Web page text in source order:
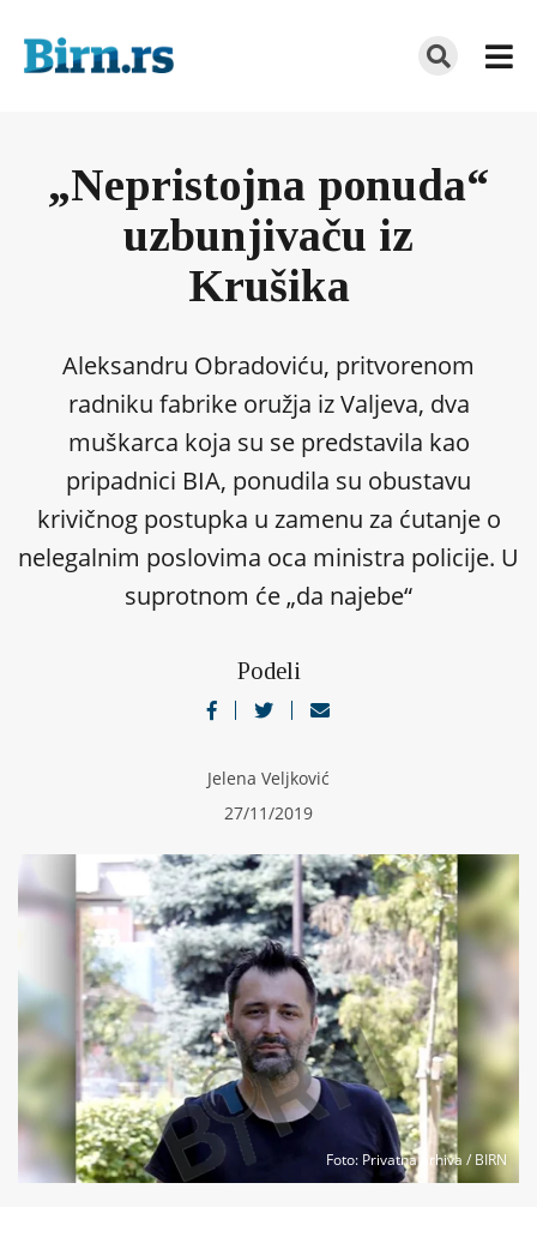
„Nepristojna ponuda“
uzbunjivaču iz
Krušika
Aleksandru Obradoviću, pritvorenom
radniku fabrike oružja iz Valjeva, dva
muškarca koja su se predstavila kao
pripadnici BIA, ponudila su obustavu
krivičnog postupka u zamenu za ćutanje o
nelegalnim poslovima oca ministra policije. U
suprotnom će „da najebe“
Podeli
Jelena Veljković
27/11/2019
Foto: Privatna arhiva / BIRN